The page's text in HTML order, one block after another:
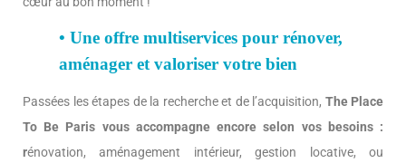
• Une offre multiservices pour rénover,
aménager et valoriser votre bien
Passées les étapes de la recherche et de l’acquisition, The Place
To Be Paris vous accompagne encore selon vos besoins :
rénovation, aménagement intérieur, gestion locative, ou